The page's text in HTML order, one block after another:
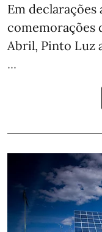
Em declarações
comemorações
Abril, Pinto Luz
...